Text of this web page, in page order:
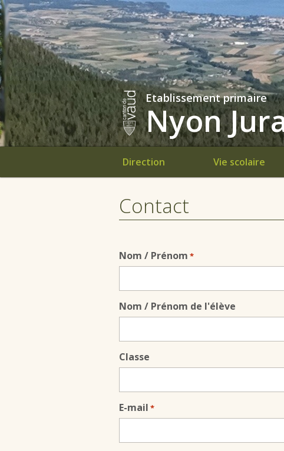
Etablissement primaire
Nyon
Direction Vie scolaire
Contact
Nom / Prénom *
Nom / Prénom de l'élève
Classe
E-mail *